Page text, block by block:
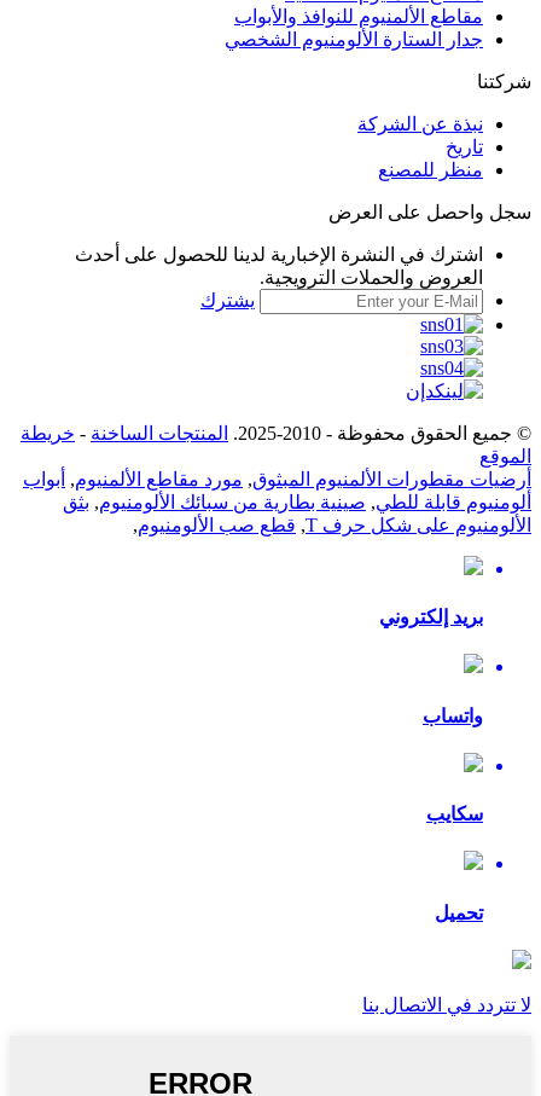
مقاطع الألمنيوم للنوافذ والأبواب
جدار الستارة الألومنيوم الشخصي
شركتنا
نبذة عن الشركة
تاريخ
منظر للمصنع
سجل واحصل على العرض
اشترك في النشرة الإخبارية لدينا للحصول على أحدث
العروض والحملات الترويجية.
يشترك
© جميع الحقوق محفوظة - 2010-2025. المنتجات الساخنة - خريطة
الموقع
أرضيات مقطورات الألمنيوم المبثوق, مورد مقاطع الألمنيوم, أبواب
ألومنيوم قابلة للطي, صينية بطارية من سبائك الألومنيوم, بثق
الألومنيوم على شكل حرف T
, قطع صب الألومنيوم,
بريد إلكتروني
واتساب
سكايب
تحميل
لا تتردد في الاتصال بنا